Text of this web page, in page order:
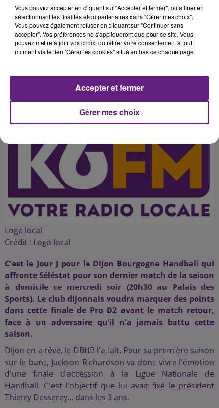
club dijonnais voudra marquer des
points dans cette finale de Pro D2
avant le match retour, face à un
adversaire qu'il n'a jamais battu
Publié : 25 mai 2016 à 1h02 par 45
Logo local
Crédit : Logo local
C'est le Jour J pour le Dijon Bourgogne Handball qui
affronte Séléstat pour son dernier match de la saison
à domicile ce mercredi soir (20h30 au Palais des
Sports). Le club dijonnais voudra marquer des points
dans cette finale de Pro D2 avant le match retour,
face à un adversaire qu'il n'a jamais battu cette
saison.
Dijon en a rêvé, le DBHB l'a fait. Pour sa première saison
sur le banc, Jackson Richardson va donc vivre l'émotion
d'une finale d'accession à la Ligue Nationale de
Handball. C'est l'objectif que lui avait fixé le président
Thierry Desserey... dans les 3 ans.
Vous pouvez accepter en cliquant sur "Accepter et fermer", ou affiner en
sélectionnant les finalités et/ou partenaires dans "Gérer mes choix".
Vous pouvez également refuser en cliquant sur "Continuer sans
accepter". Vos préférences ne s'appliqueront que pour ce site. Vous
pouvez mettre à jour vos choix, ou retirer votre consentement à tout
moment via le lien "Gérer les cookies" situé en bas de chaque page.
Gérer mes choix
Accepter et fermer